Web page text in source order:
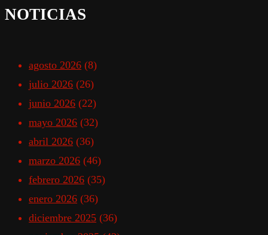
NOTICIAS
agosto 2026 (8)
julio 2026 (26)
junio 2026 (22)
mayo 2026 (32)
abril 2026 (36)
marzo 2026 (46)
febrero 2026 (35)
enero 2026 (36)
diciembre 2025 (36)